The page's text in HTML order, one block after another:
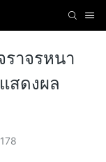
าจรหนา
สดงผล
178